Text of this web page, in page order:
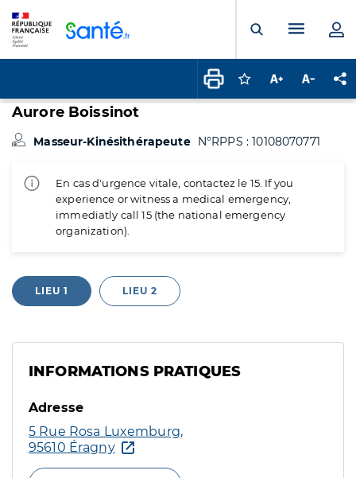
Ouvrir laMenu
Connectez-vous
Augmenter la
Aurore Boissinot
Masseur-Kinésithérapeute N°RPPS : 10108070771
En cas d'urgence vitale, contactez le 15. If you
experience or witness a medical emergency,
immediatly call 15 (the national emergency
organization).
LIEU 1 LIEU 2
INFORMATIONS PRATIQUES
Adresse
5 Rue Rosa Luxemburg,
95610 Éragny